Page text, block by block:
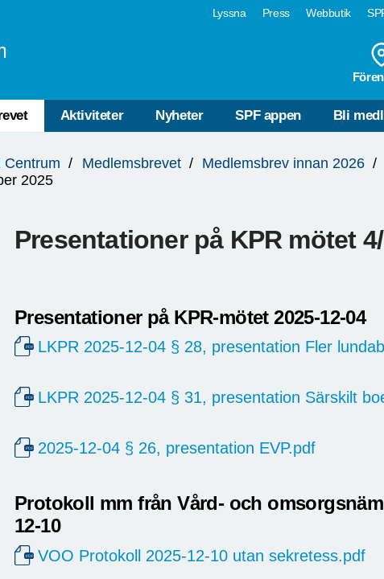
Lyssna Press Webbutik
Aktiviteter Nyheter SPF appen Bli
Centrum Medlemsbrevet
Medlemsbrev innan 2026
2025
Presentationer på KPR mötet
Presentationer på KPR-mötet 2025-12-04
LKPR 2025-12-04 § 28, presentation Fler
LKPR 2025-12-04 § 31, presentation Särskilt
2025-12-04 § 26, presentation EVP.pdf
Protokoll mm från Vård- och
12-10
VOO Protokoll 2025-12-10 utan sekretess.pdf